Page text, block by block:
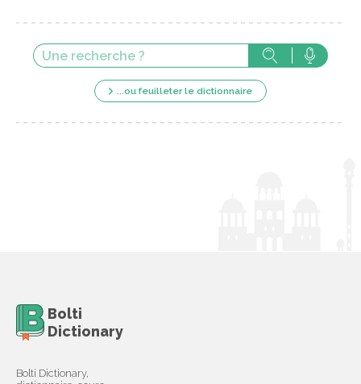
...ou feuilleter le dictionnaire
Bolti
Dictionary
Bolti Dictionary,